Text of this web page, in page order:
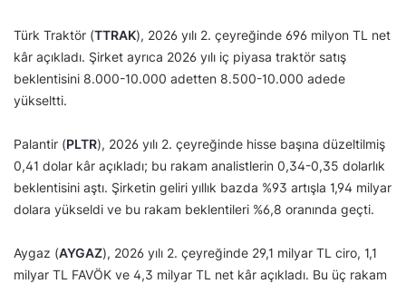
Türk Traktör (TTRAK), 2026 yılı 2. çeyreğinde 696 milyon TL net
kâr açıkladı. Şirket ayrıca 2026 yılı iç piyasa traktör satış
beklentisini 8.000-10.000 adetten 8.500-10.000 adede
yükseltti.
Palantir (PLTR), 2026 yılı 2. çeyreğinde hisse başına düzeltilmiş
0,41 dolar kâr açıkladı; bu rakam analistlerin 0,34-0,35 dolarlık
beklentisini aştı. Şirketin geliri yıllık bazda %93 artışla 1,94 milyar
dolara yükseldi ve bu rakam beklentileri %6,8 oranında geçti.
Aygaz (AYGAZ), 2026 yılı 2. çeyreğinde 29,1 milyar TL ciro, 1,1
milyar TL FAVÖK ve 4,3 milyar TL net kâr açıkladı. Bu üç rakam